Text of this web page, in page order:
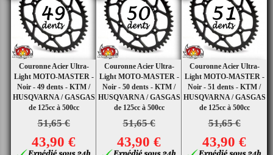
Couronne Acier Ultra-
Light MOTO-MASTER -
Noir - 49 dents - KTM /
HUSQVARNA / GASGAS
de 125cc à 500cc
51,65 €
43,90 €
Couronne Acier Ultra-
Light MOTO-MASTER -
Noir - 50 dents - KTM /
HUSQVARNA / GASGAS
de 125cc à 500cc
51,65 €
43,90 €
Couronne Acier Ultra-
Light MOTO-MASTER -
Noir - 51 dents - KTM /
HUSQVARNA / GASGAS
de 125cc à 500cc
51,65 €
43,90 €